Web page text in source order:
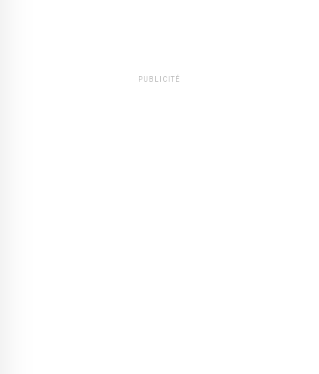
PUBLICITÉ